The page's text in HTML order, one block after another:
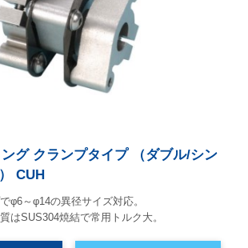
グ クランプタイプ （ダブル/シン
CUH
φ6～φ14の異径サイズ対応。
はSUS304焼結で常用トルク大。